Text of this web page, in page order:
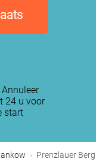
Annuleer
24 u voor
start
Prenzlauer Berg